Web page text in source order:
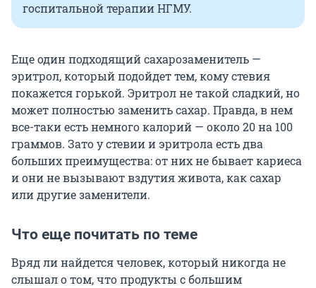
госпитальной терапии НГМУ.
Еще один подходящий сахарозаменитель —
эритрол, который подойдет тем, кому стевия
покажется горькой. Эритрол не такой сладкий, но
может полностью заменить сахар. Правда, в нем
все-таки есть немного калорий — около 20 на 100
граммов. Зато у стевии и эритрола есть два
больших преимущества: от них не бывает кариеса
и они не вызывают вздутия живота, как сахар
или другие заменители.
Что еще почитать по теме
Вряд ли найдется человек, который никогда не
слышал о том, что продукты с большим